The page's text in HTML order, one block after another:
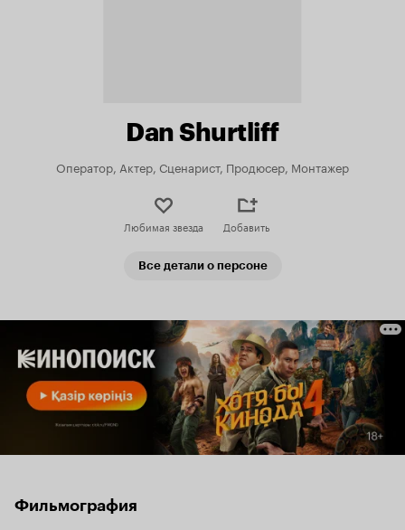
Dan Shurtliff
Оператор, Актер, Сценарист, Продюсер, Монтажер
Любимая звезда Добавить
Все детали о персоне
Фильмография